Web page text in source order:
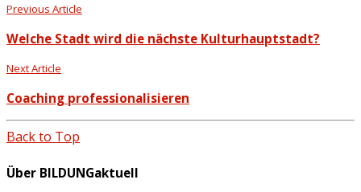
Previous Article
Welche Stadt wird die nächste Kulturhauptstadt?
Next Article
Coaching professionalisieren
Back to Top
Über BILDUNGaktuell